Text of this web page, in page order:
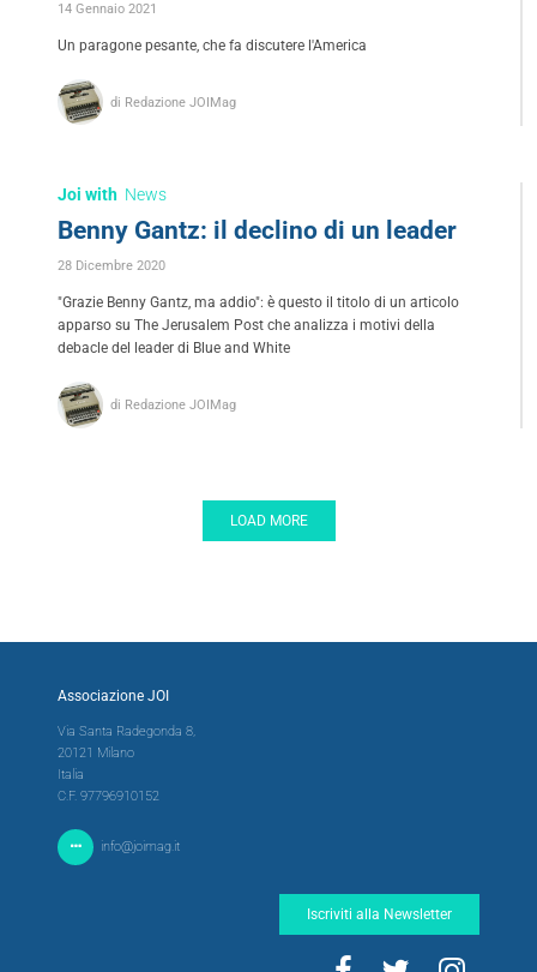
14 Gennaio 2021
Un paragone pesante, che fa discutere l'America
di Redazione JOIMag
Joi with News
Benny Gantz: il declino di un leader
28 Dicembre 2020
"Grazie Benny Gantz, ma addio": è questo il titolo di un articolo
apparso su The Jerusalem Post che analizza i motivi della
debacle del leader di Blue and White
di Redazione JOIMag
LOAD MORE
Associazione JOI
Via Santa Radegonda 8,
20121 Milano
Italia
C.F. 97796910152
info@joimag.it
Iscriviti alla Newsletter